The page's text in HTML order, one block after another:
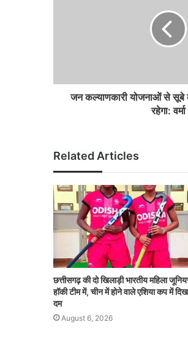
जन कल्याणकारी योजनाओं से सूबे
रहेगा: वर्मा
Related Articles
छत्तीसगढ़ की दो खिलाड़ी भारतीय महिला
हॉकी टीम में, चीन में होने वाले एशिया कप में
दम
August 6, 2026